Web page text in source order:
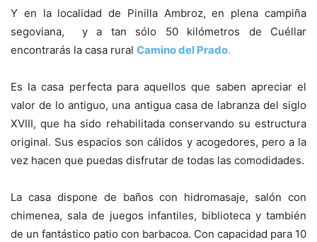
Y en la localidad de Pinilla Ambroz, en plena campiña
segoviana, y a tan sólo 50 kilómetros de Cuéllar
encontrarás la casa rural Camino del Prado.
Es la casa perfecta para aquellos que saben apreciar el
valor de lo antiguo, una antigua casa de labranza del siglo
XVIII, que ha sido rehabilitada conservando su estructura
original. Sus espacios son cálidos y acogedores, pero a la
vez hacen que puedas disfrutar de todas las comodidades.
La casa dispone de baños con hidromasaje, salón con
chimenea, sala de juegos infantiles, biblioteca y también
de un fantástico patio con barbacoa. Con capacidad para 10